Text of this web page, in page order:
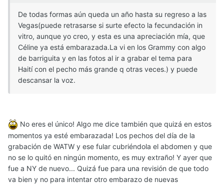
De todas formas aún queda un año hasta su regreso a las
Vegas(puede retrasarse si surte efecto la fecundación in
vitro, aunque yo creo, y esta es una apreciación mía, que
Céline ya está embarazada.La vi en los Grammy con algo
de barriguita y en las fotos al ir a grabar el tema para
Haití con el pecho más grande q otras veces.) y puede
descansar la voz.
No eres el único! Algo me dice también que quizá en estos
momentos ya esté embarazada! Los pechos del día de la
grabación de WATW y ese fular cubriéndola el abdomen y que
no se lo quitó en ningún momento, es muy extraño! Y ayer que
fue a NY de nuevo... Quizá fue para una revisión de que todo
va bien y no para intentar otro embarazo de nuevas